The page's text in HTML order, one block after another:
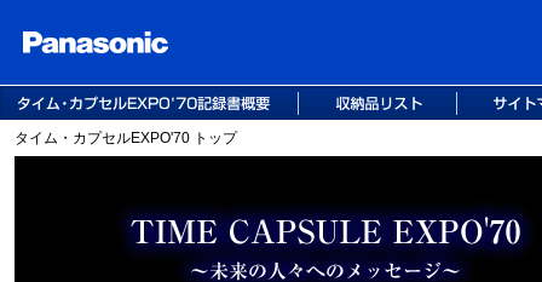
タイム・カプセルEXPO'70 トップ